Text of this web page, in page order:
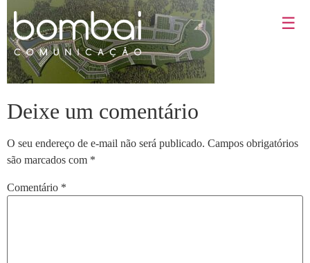
☰
Deixe um comentário
O seu endereço de e-mail não será publicado. Campos obrigatórios
são marcados com *
Comentário *